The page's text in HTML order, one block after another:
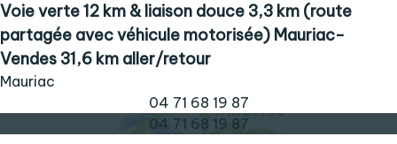
Voie verte 12 km & liaison douce 3,3 km (route
partagée avec véhicule motorisée) Mauriac-
Vendes 31,6 km aller/retour
Mauriac
04 71 68 19 87
04 71 68 19 87